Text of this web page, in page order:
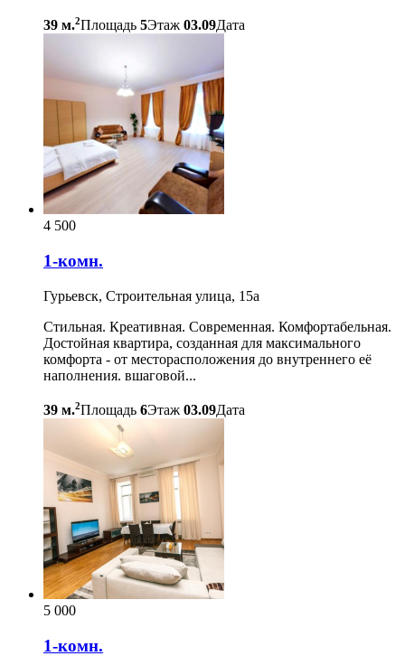
39 м.2Площадь 5Этаж 03.09Дата
4 500
1-комн.
Гурьевск, Строительная улица, 15а
Стильная. Креативная. Современная. Комфортабельная.
Достойная квартира, созданная для максимального
комфорта - от месторасположения до внутреннего её
наполнения. вшаговой...
39 м.2Площадь 6Этаж 03.09Дата
5 000
1-комн.